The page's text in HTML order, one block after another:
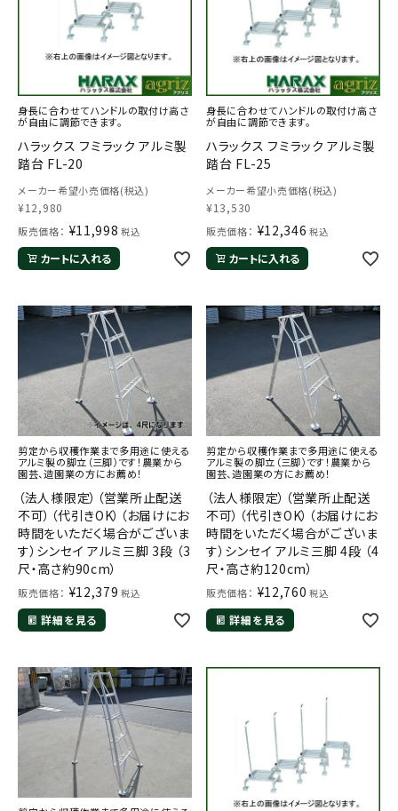
身長に合わせてハンドルの取付け高さ
が自由に調節できます。
ハラックス フミラック アルミ製
踏台 FL-20
メーカー希望小売価格(税込)
¥12,980
販売価格： ¥11,998 税込
カートに入れる
身長に合わせてハンドルの取付け高さ
が自由に調節できます。
ハラックス フミラック アルミ製
踏台 FL-25
メーカー希望小売価格(税込)
¥13,530
販売価格： ¥12,346 税込
カートに入れる
剪定から収穫作業まで多用途に使える
アルミ製の脚立（三脚）です！農業から
園芸、造園業の方にお薦め！
（法人様限定）（営業所止配送
不可）（代引きOK）（お届けにお
時間をいただく場合がございま
す）シンセイ アルミ三脚 3段 （3
尺・高さ約90cm）
販売価格： ¥12,379 税込
詳細を見る
剪定から収穫作業まで多用途に使える
アルミ製の脚立（三脚）です！農業から
園芸、造園業の方にお薦め！
（法人様限定）（営業所止配送
不可）（代引きOK）（お届けにお
時間をいただく場合がございま
す）シンセイ アルミ三脚 4段 （4
尺・高さ約120cm）
販売価格： ¥12,760 税込
詳細を見る